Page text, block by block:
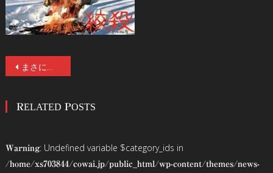
投
ナ
ゲ
まさに大島渚イヤー！『戦場のメリークリスマス 4K修復版』『愛のコリーダ 修復版』の公開を記念してポスター展が開催！書籍「大島渚全映画秘蔵資料集成」の発売も決定！特集上映＆トークショーも！
RELATED POSTS
Warning: Undefined variable $category_ids in
/home/xs703844/cowai.jp/public_html/wp-content/themes/news-